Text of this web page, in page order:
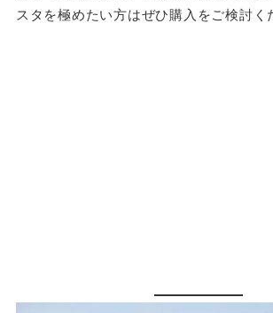
スタを極めたい方はぜひ購入をご検討く